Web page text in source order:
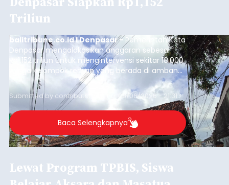
Triliun
balitribune.co.id I Denpasar - Pemerintah Kota
Denpasar mengalokasikan anggaran sebesar
Rp1,152 triliun untuk mengintervensi sekitar 18.000
warga kelompok rentan yang berada di ambang
garis kemiskinan. Langkah strategis ini diambil
guna menjaga masyarakat yang berada pada
kelompok desil 5 dan 6 tersebut agar tidak
merosot ke kategori miskin.
Submitted by contributor Thu, 08/06/2026 - 21:31
Baca Selengkapnya
Lewat Program TPBIS, Siswa